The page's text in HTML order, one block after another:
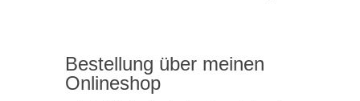
Bestellung über meinen
Onlineshop